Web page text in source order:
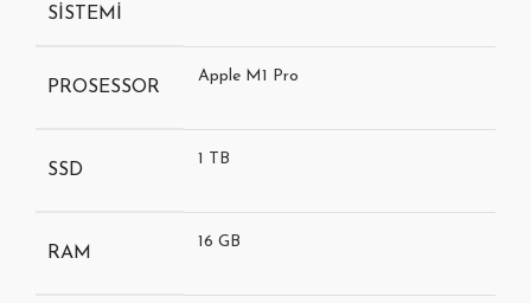
SISTEMI
PROSESSOR
Apple M1 Pro
SSD
1 TB
RAM
16 GB